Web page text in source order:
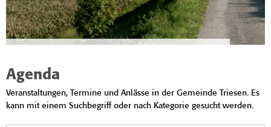
Agenda
Veranstaltungen, Termine und Anlässe in der Gemeinde Triesen. Es
kann mit einem Suchbegriff oder nach Kategorie gesucht werden.